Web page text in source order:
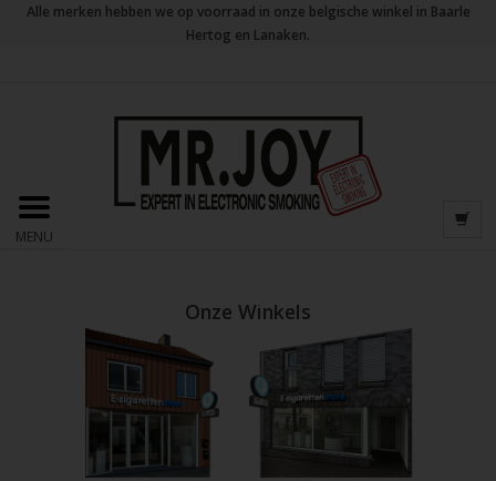
Alle merken hebben we op voorraad in onze belgische winkel in Baarle
Hertog en Lanaken.
MENU
Onze Winkels